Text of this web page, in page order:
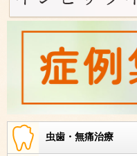
虫歯・無痛治療